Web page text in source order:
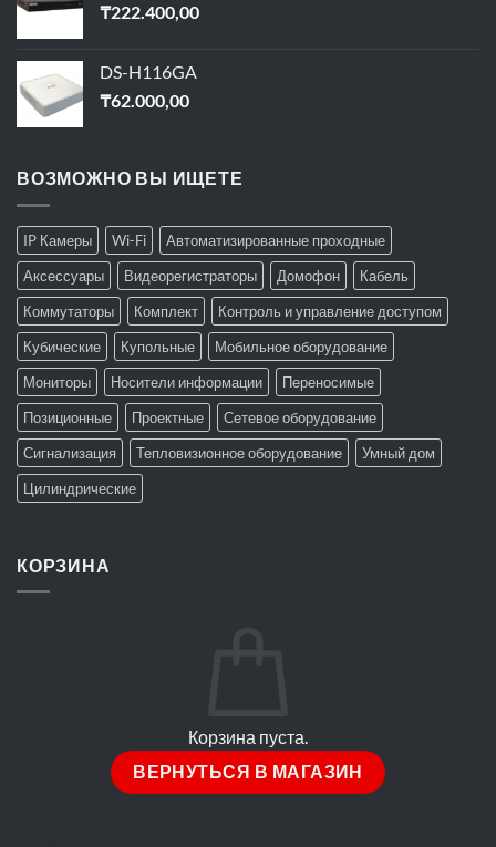
₸222.400,00
DS-H116GA
₸62.000,00
ВОЗМОЖНО ВЫ ИЩЕТЕ
IP Камеры Wi-Fi
Автоматизированные проходные
Аксессуары
Видеорегистраторы Домофон
Кабель
Коммутаторы
Комплект
Контроль и управление доступом
Кубические
Купольные
Мобильное оборудование
Мониторы
Носители информации
Переносимые
Позиционные
Проектные
Сетевое оборудование
Сигнализация
Тепловизионное оборудование
Умный дом
Цилиндрические
КОРЗИНА
Корзина пуста.
ВЕРНУТЬСЯ В МАГАЗИН